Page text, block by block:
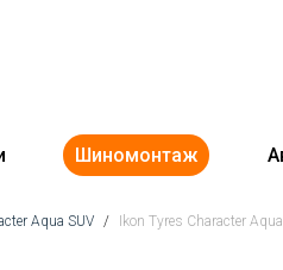
Шиномонтаж
Aqua SUV / Ikon Tyres Character